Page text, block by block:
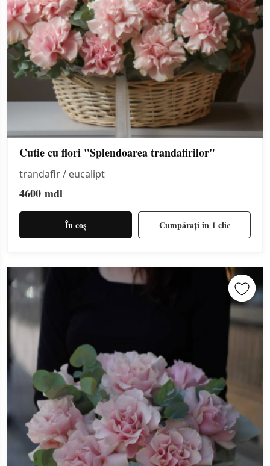
Cutie cu flori "Splendoarea trandafirilor"
trandafir / eucalipt
4600 mdl
În coș Cumpărați în 1 clic